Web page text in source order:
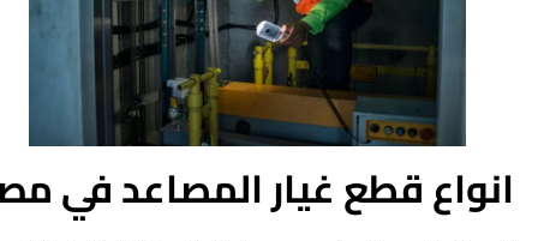
انواع قطع غيار المصاعد في مصر